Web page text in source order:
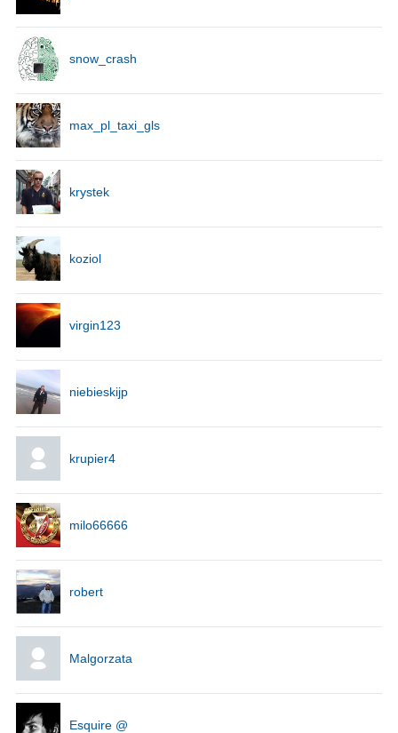
snow_crash
max_pl_taxi_gls
krystek
koziol
virgin123
niebieskijp
krupier4
milo66666
robert
Malgorzata
Esquire @